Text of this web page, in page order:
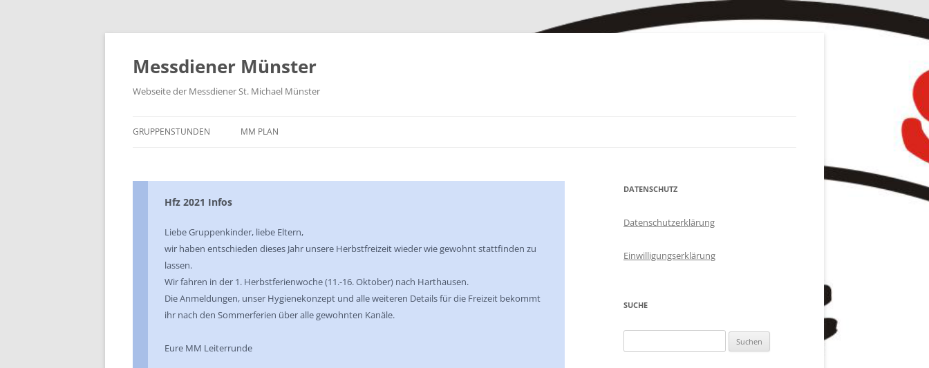
Zum
Messdiener Münster
Webseite der Messdiener St. Michael Münster
GRUPPENSTUNDEN MM PLAN
Hfz 2021 Infos
Liebe Gruppenkinder, liebe Eltern,
wir haben entschieden dieses Jahr unsere Herbstfreizeit wieder wie gewohnt stattfinden zu
lassen.
Wir fahren in der 1. Herbstferienwoche (11.-16. Oktober) nach Harthausen.
Die Anmeldungen, unser Hygienekonzept und alle weiteren Details für die Freizeit bekommt
ihr nach den Sommerferien über alle gewohnten Kanäle.
Eure MM Leiterrunde
DATENSCHUTZ
Datenschutzerklärung
Einwilligungserklärung
SUCHE
nach: